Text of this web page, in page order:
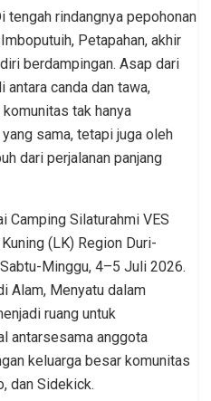
tengah rindangnya pepohonan
Petapahan, akhir
berdampingan. Asap dari
antara canda dan tawa,
tak hanya
sama, tetapi juga oleh
dari perjalanan panjang
Camping Silaturahmi VES
(LK) Region Duri-
Minggu, 4–5 Juli 2026.
Alam, Menyatu dalam
ruang untuk
antarsesama anggota
keluarga besar komunitas
dan Sidekick.